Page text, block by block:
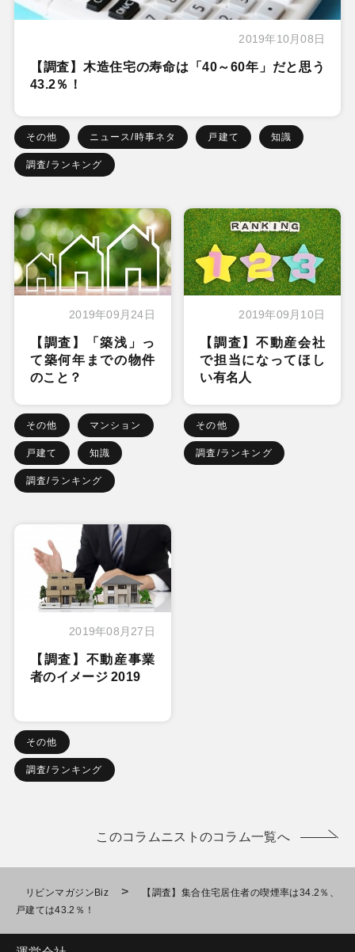
2019年10月08日
【調査】木造住宅の寿命は「40～60年」だと思う
43.2％！
その他 ニュース/時事ネタ 戸建て 知識
調査/ランキング
2019年09月24日
【調査】「築浅」っ
て築何年までの物件
のこと？
その他 マンション
戸建て 知識
調査/ランキング
2019年09月10日
【調査】不動産会社
で担当になってほし
い有名人
その他
調査/ランキング
2019年08月27日
【調査】不動産事業
者のイメージ 2019
その他
調査/ランキング
このコラムニストのコラム一覧へ
リビンマガジンBiz >
【調査】集合住宅居住者の喫煙率は34.2％、
戸建ては43.2％！